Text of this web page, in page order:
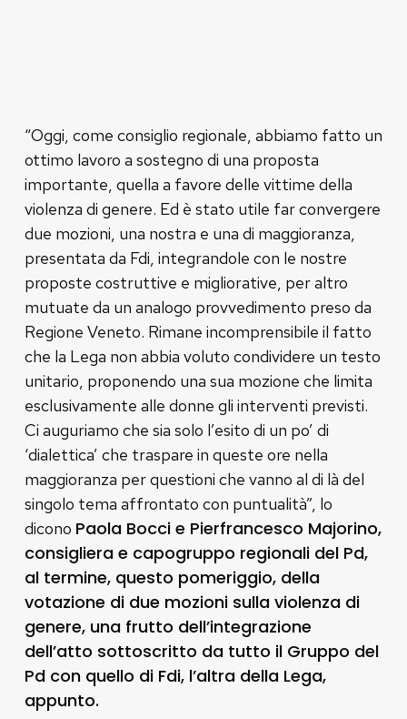
“Oggi, come consiglio regionale, abbiamo fatto un
ottimo lavoro a sostegno di una proposta
importante, quella a favore delle vittime della
violenza di genere. Ed è stato utile far convergere
due mozioni, una nostra e una di maggioranza,
presentata da Fdi, integrandole con le nostre
proposte costruttive e migliorative, per altro
mutuate da un analogo provvedimento preso da
Regione Veneto. Rimane incomprensibile il fatto
che la Lega non abbia voluto condividere un testo
unitario, proponendo una sua mozione che limita
esclusivamente alle donne gli interventi previsti.
Ci auguriamo che sia solo l’esito di un po’ di
‘dialettica’ che traspare in queste ore nella
maggioranza per questioni che vanno al di là del
singolo tema affrontato con puntualità”, lo
dicono Paola Bocci e Pierfrancesco Majorino,
consigliera e capogruppo regionali del Pd,
al termine, questo pomeriggio, della
votazione di due mozioni sulla violenza di
genere, una frutto dell’integrazione
dell’atto sottoscritto da tutto il Gruppo del
Pd con quello di Fdi, l’altra della Lega,
appunto.